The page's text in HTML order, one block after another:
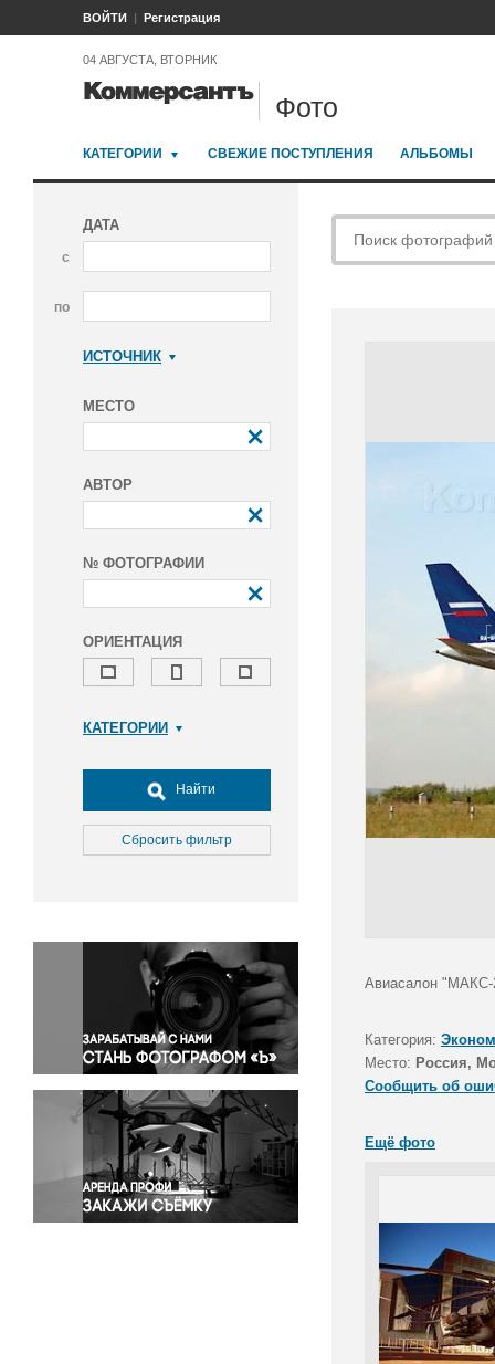
ВОЙТИ Регистрация
04 АВГУСТА, ВТОРНИК
Фото
КАТЕГОРИИ СВЕЖИЕ ПОСТУПЛЕНИЯ АЛЬБОМЫ
ДАТА
с
по
ИСТОЧНИК
МЕСТО
АВТОР
№ ФОТОГРАФИИ
ОРИЕНТАЦИЯ
КАТЕГОРИИ
Досуг, туризм и отдых
Культура
Медицина
Окружающая среда
Политика
Правосудие
Происшествия и конфликты
Религия
Светская жизнь
Спорт
Экология
Экономика и бизнес
Найти
Сбросить фильтр
Авиасалон "МАКС-
Категория:
Место: Россия,
Сообщить об
Ещё фото